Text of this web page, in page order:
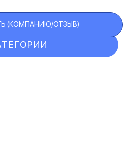
(КОМПАНИЮ/ОТЗЫВ)